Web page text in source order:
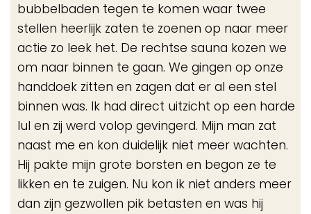
bubbelbaden tegen te komen waar twee
stellen heerlijk zaten te zoenen op naar meer
actie zo leek het. De rechtse sauna kozen we
om naar binnen te gaan. We gingen op onze
handdoek zitten en zagen dat er al een stel
binnen was. Ik had direct uitzicht op een harde
lul en zij werd volop gevingerd. Mijn man zat
naast me en kon duidelijk niet meer wachten.
Hij pakte mijn grote borsten en begon ze te
likken en te zuigen. Nu kon ik niet anders meer
dan zijn gezwollen pik betasten en was hij